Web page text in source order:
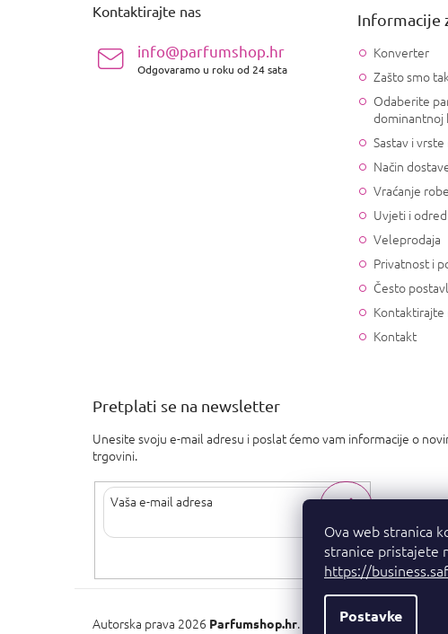
Ova web stranica
stranice pristajete
https://
Postavke
Kontaktirajte nas
info@parfumshop.hr
Odgovaramo u roku od 24 sata
Informacije
Konverter
Zašto smo
Odaberite
dominantnoj
Sastav i vrste
Način
Vraćanje robe
Uvjeti i
Veleprodaja
Privatnost i
Često
Kontaktirajte
Kontakt
Pretplati se na newsletter
Unesite svoju e-mail adresu i poslat ćemo vam informacije o
trgovini.
Autorska prava 2026 Parfumshop.hr. Sva prava pridržana.